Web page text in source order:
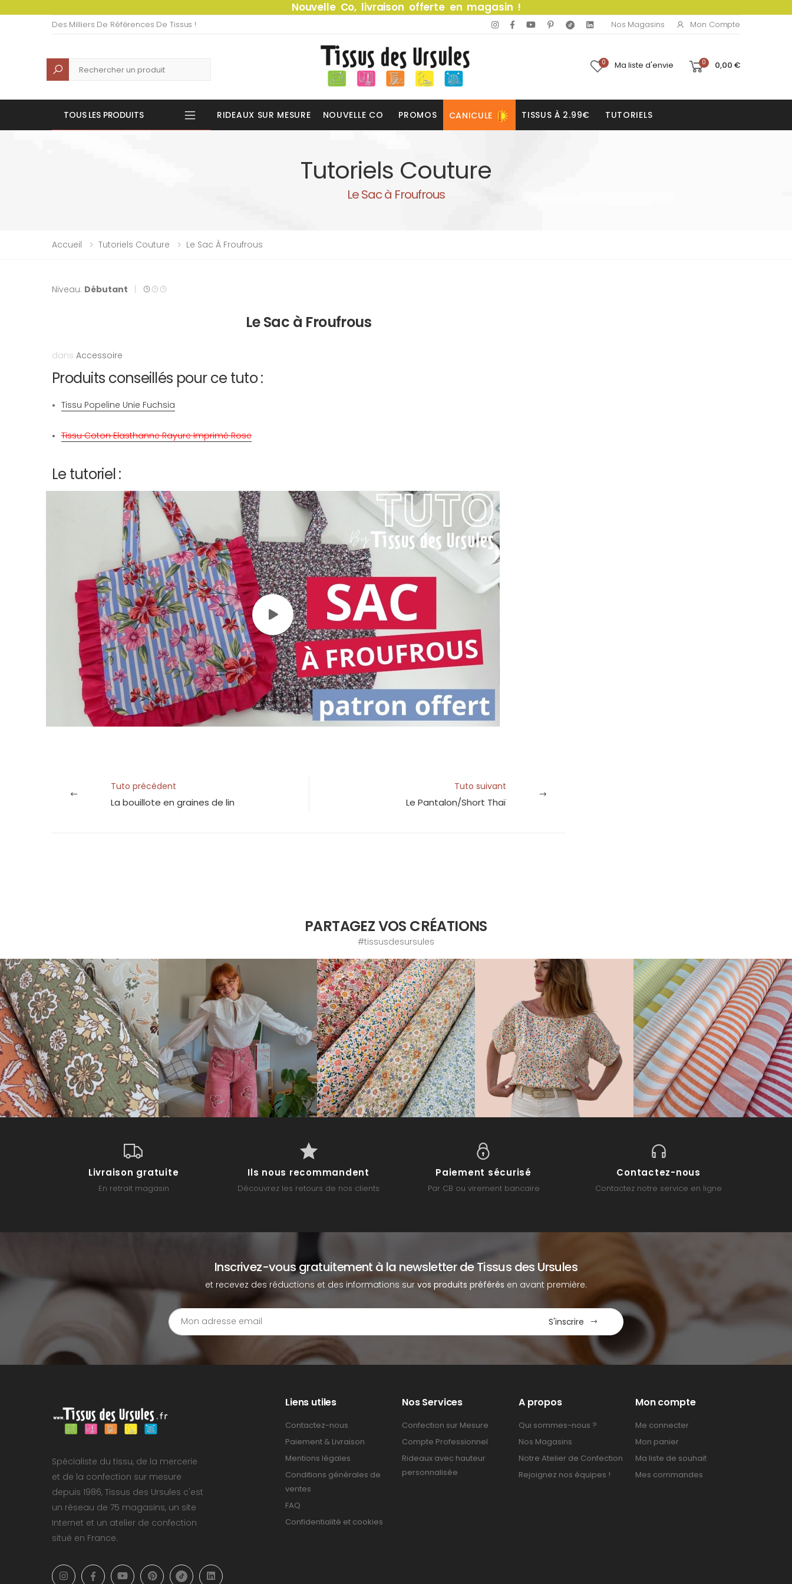
Nouvelle Co, livraison offerte en magasin !
Des Milliers De Références De Tissus ! Nos Magasins Mon Compte
Recherche 0 Ma liste d'envie 0 0,00 €
TOUS LES PRODUITS RIDEAUX SUR MESURE NOUVELLE CO PROMOS CANICULE TISSUS À 2.99€ TUTORIELS
Tutoriels Couture
Le Sac à Froufrous
Accueil Tutoriels Couture Le Sac À Froufrous
Niveau: Débutant
Le Sac à Froufrous
dans Accessoire
Produits conseillés pour ce tuto :
Tissu Popeline Unie Fuchsia
Tissu Coton Elasthanne Rayure Imprimé Rose
Le tutoriel :
Tuto précédent
La bouillote en graines de lin
Tuto suivant
Le Pantalon/Short Thaï
PARTAGEZ VOS CRÉATIONS
#tissusdesursules
Livraison gratuite
En retrait magasin
Ils nous recommandent
Découvrez les retours de nos clients
Paiement sécurisé
Par CB ou virement bancaire
Contactez-nous
Contactez notre service en ligne
Inscrivez-vous gratuitement à la newsletter de Tissus des Ursules
et recevez des réductions et des informations survos produits préférés en avant première.
S'inscrire
Spécialiste du tissu, de la mercerie
et de la confection sur mesure
depuis 1986, Tissus des Ursules c'est
un réseau de 75 magasins, un site
Internet et un atelier de confection
situé en France.
Liens utiles
Contactez-nous
Paiement & Livraison
Mentions légales
Conditions générales de
ventes
FAQ
Confidentialité et cookies
Nos Services
Confection sur Mesure
Compte Professionnel
Rideaux avec hauteur
personnalisée
A propos
Qui sommes-nous ?
Nos Magasins
Notre Atelier de Confection
Rejoignez nos équipes !
Mon compte
Me connecter
Mon panier
Ma liste de souhait
Mes commandes